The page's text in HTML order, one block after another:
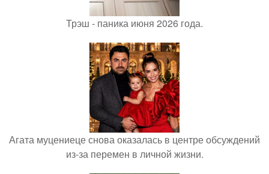
Трэш - паника июня 2026 года.
Агата муцениеце снова оказалась в центре обсуждений
из-за перемен в личной жизни.